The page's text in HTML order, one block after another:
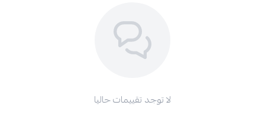
لا توجد تقييمات حاليا